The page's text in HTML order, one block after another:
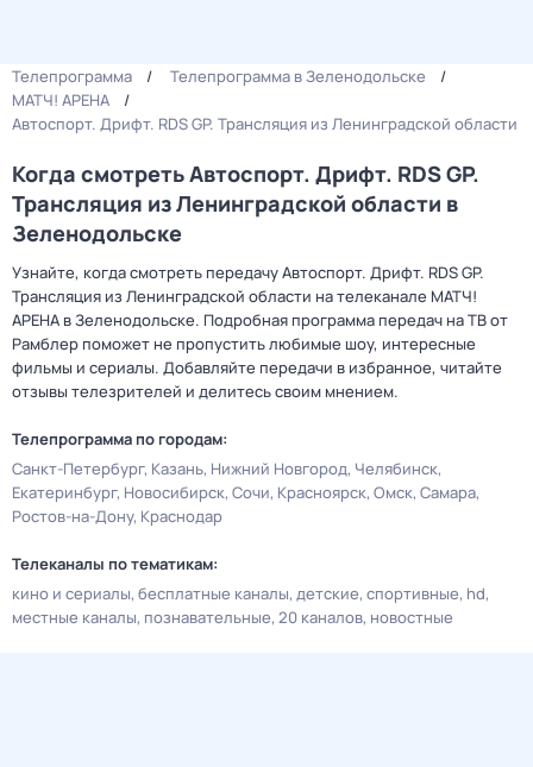
Телепрограмма
Телепрограмма в Зеленодольске
МАТЧ! АРЕНА
Автоспорт. Дрифт. RDS GP. Трансляция из Ленинградской области
Когда смотреть Автоспорт. Дрифт. RDS GP.
Трансляция из Ленинградской области в
Зеленодольске
Узнайте, когда смотреть передачу Автоспорт. Дрифт. RDS GP.
Трансляция из Ленинградской области на телеканале МАТЧ!
АРЕНА в Зеленодольске. Подробная программа передач на ТВ от
Рамблер поможет не пропустить любимые шоу, интересные
фильмы и сериалы. Добавляйте передачи в избранное, читайте
отзывы телезрителей и делитесь своим мнением.
Телепрограмма по городам:
Санкт-Петербург Казань Нижний Новгород Челябинск
Екатеринбург Новосибирск Сочи Красноярск Омск Самара
Ростов-на-Дону Краснодар
Телеканалы по тематикам:
кино и сериалы бесплатные каналы детские спортивные hd
местные каналы познавательные 20 каналов новостные